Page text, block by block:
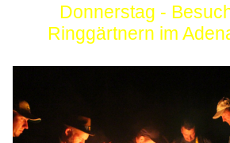
Donnerstag -
Ringgärtnern im